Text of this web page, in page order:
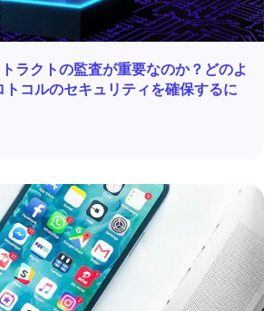
ラクトの監査が重要なのか？どのよ
トコルのセキュリティを確保するに